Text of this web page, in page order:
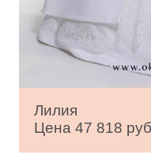
Лилия
Цена 47 818